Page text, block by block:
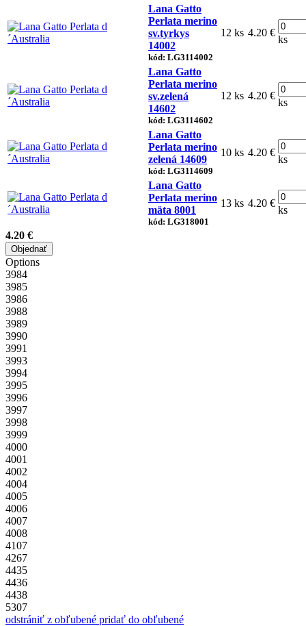
Lana Gatto
Perlata merino
sv.tyrkys
14002
kód: LG3114002
12 ks 4.20 €
ks
Lana Gatto
Perlata merino
sv.zelená
14602
kód: LG3114602
12 ks 4.20 €
ks
Lana Gatto
Perlata merino
zelená 14609
kód: LG3114609
10 ks 4.20 €
ks
Lana Gatto
Perlata merino
mäta 8001
kód: LG318001
13 ks 4.20 €
ks
4.20 €
Objednať
Options
3984
3985
3986
3988
3989
3990
3991
3993
3994
3995
3996
3997
3998
3999
4000
4001
4002
4004
4005
4006
4007
4008
4107
4267
4435
4436
4438
5307
odstrániť z obľubené pridať do obľubené